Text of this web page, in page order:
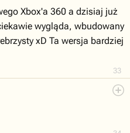
33
Xbox'a 360 a dzisiaj już
wygląda, wbudowany
xD Ta wersja bardziej